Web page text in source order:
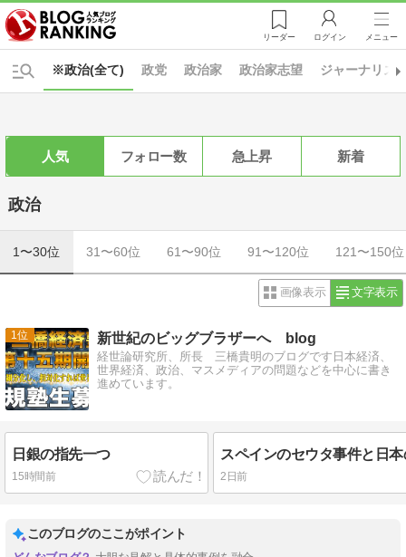
リーダー ログイン メニュー
※政治(全て) 政党 政治家 政治家志望 ジャーナリズ
人気 フォロー数 急上昇 新着
政治
1〜30位 31〜60位 61〜90位 91〜120位 121〜150位
画像表示 文字表示
1 新世紀のビッグブラザーへ blog
経世論研究所、所長 三橋貴明のブログです日本経済、
世界経済、政治、マスメディアの問題などを中心に書き
進めています。
日銀の指先一つ
15時間前
スペインのセウタ事件と日
2日前
このブログのここがポイント